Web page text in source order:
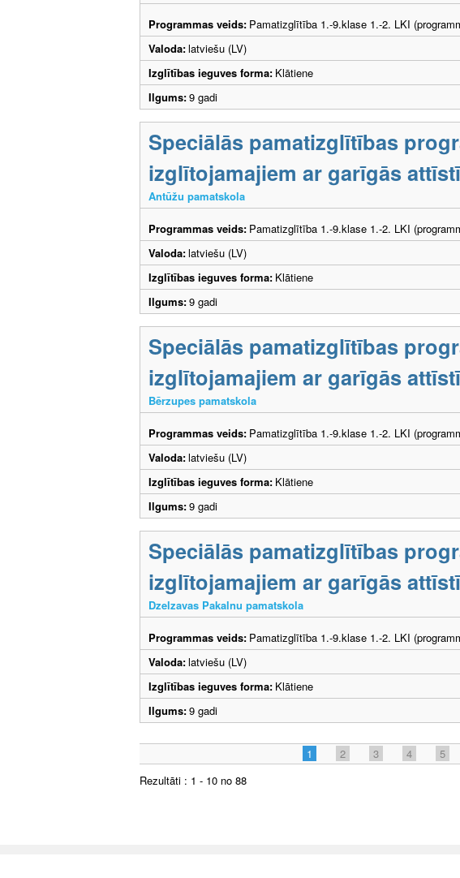
Programmas veids: Pamatizglītība 1.-9.klase 1.-2. LKI
Valoda:latviešu (LV)
Izglītības ieguves forma: Klātiene
Ilgums:9 gadi
Speciālās pamatizglītības
izglītojamajiem ar garīgās
Antūžu pamatskola
Programmas veids: Pamatizglītība 1.-9.klase 1.-2. LKI
Valoda:latviešu (LV)
Izglītības ieguves forma: Klātiene
Ilgums:9 gadi
Speciālās pamatizglītības
izglītojamajiem ar garīgās
Bērzupes pamatskola
Programmas veids: Pamatizglītība 1.-9.klase 1.-2. LKI
Valoda:latviešu (LV)
Izglītības ieguves forma: Klātiene
Ilgums:9 gadi
Speciālās pamatizglītības
izglītojamajiem ar garīgās
Dzelzavas Pakalnu pamatskola
Programmas veids: Pamatizglītība 1.-9.klase 1.-2. LKI
Valoda:latviešu (LV)
Izglītības ieguves forma: Klātiene
Ilgums:9 gadi
1 2 3 4 5
Rezultāti : 1 - 10 no 88